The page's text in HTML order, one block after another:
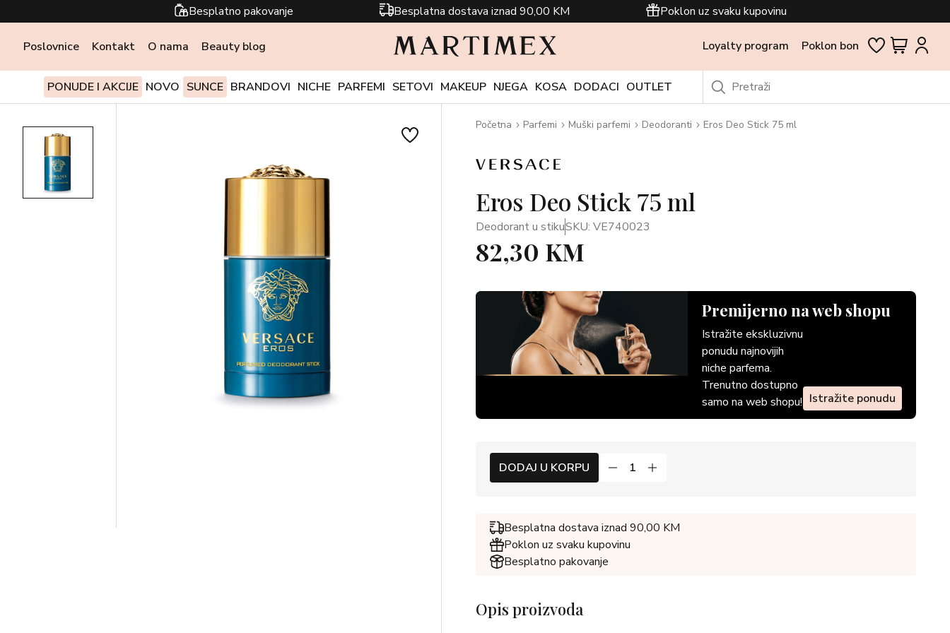
Besplatno pakovanje Besplatna dostava iznad 90,00 KM Poklon uz svaku kupovinu
Poslovnice Kontakt O nama Beauty blog Loyalty program Poklon bon
PONUDE I AKCIJE NOVO SUNCE BRANDOVI NICHE PARFEMI SETOVI MAKEUP NJEGA KOSA DODACI OUTLET
Početna Parfemi Muški parfemi Deodoranti Eros Deo Stick 75 ml
Eros Deo Stick 75 ml
Deodorant u stikuSKU: VE740023
82,30 KM
Premijerno na web shopu
Istražite ekskluzivnu
ponudu najnovijih
niche parfema.
Trenutno dostupno
samo na web shopu! Istražite ponudu
DODAJ U KORPU
Besplatna dostava iznad 90,00 KM
Poklon uz svaku kupovinu
Besplatno pakovanje
Opis proizvoda